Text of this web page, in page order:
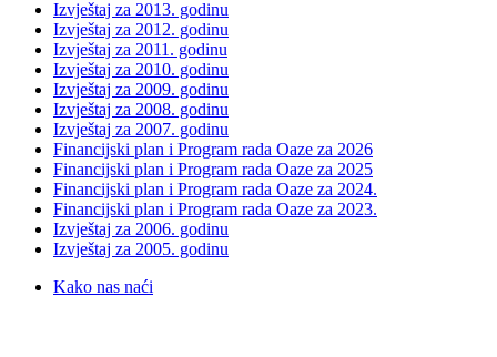
Izvještaj za 2013. godinu
Izvještaj za 2012. godinu
Izvještaj za 2011. godinu
Izvještaj za 2010. godinu
Izvještaj za 2009. godinu
Izvještaj za 2008. godinu
Izvještaj za 2007. godinu
Financijski plan i Program rada Oaze za 2026
Financijski plan i Program rada Oaze za 2025
Financijski plan i Program rada Oaze za 2024.
Financijski plan i Program rada Oaze za 2023.
Izvještaj za 2006. godinu
Izvještaj za 2005. godinu
Kako nas naći